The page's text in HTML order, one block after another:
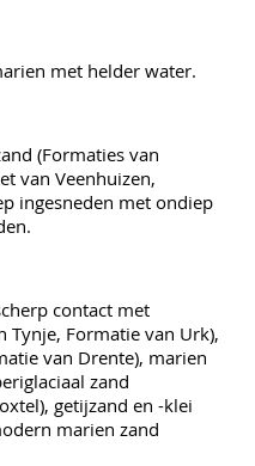
met helder water.
(Formaties van
van Veenhuizen,
ingesneden met ondiep
contact met
Tynje, Formatie van Urk),
van Drente), marien
zand
getijzand en -klei
marien zand